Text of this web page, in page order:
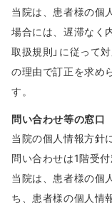
当院は、患者様の個
場合には、遅滞なく
取扱規則」に従って
の理由で訂正を求め
す。
問い合わせ等の窓口
当院の個人情報方針
問い合わせは1階受
当院は、患者様の個
ち、患者様の個人情